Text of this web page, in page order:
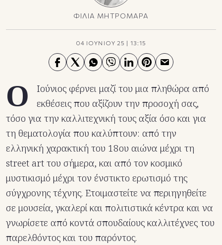
ΦΙΛΙΑ ΜΗΤΡΟΜΑΡΑ
04 ΙΟΥΝΙΟΥ 25 | 13:15
Ο
Ιούνιος φέρνει μαζί του μια πληθώρα από
εκθέσεις που αξίζουν την προσοχή σας,
τόσο για την καλλιτεχνική τους αξία όσο και για
τη θεματολογία που καλύπτουν: από την
ελληνική χαρακτική του 18ου αιώνα μέχρι τη
street art του σήμερα, και από τον κοσμικό
μυστικισμό μέχρι τον ένστικτο ερωτισμό της
σύγχρονης τέχνης. Ετοιμαστείτε να περιηγηθείτε
σε μουσεία, γκαλερί και πολιτιστικά κέντρα και να
γνωρίσετε από κοντά σπουδαίους καλλιτέχνες του
παρελθόντος και του παρόντος.